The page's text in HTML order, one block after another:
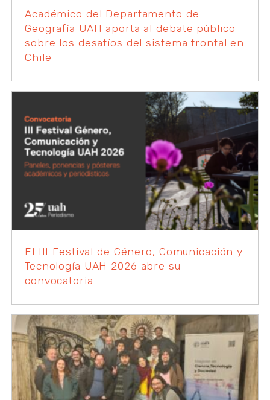
Académico del Departamento de
Geografía UAH aporta al debate público
sobre los desafíos del sistema frontal en
Chile
El III Festival de Género, Comunicación y
Tecnología UAH 2026 abre su
convocatoria